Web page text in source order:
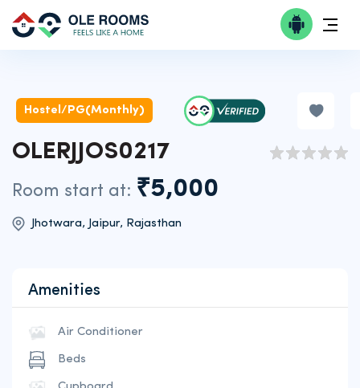
Hostel/PG(Monthly)
OLERJJOS0217
Room start at: ₹5,000
Jhotwara, Jaipur, Rajasthan
Amenities
Air Conditioner
Beds